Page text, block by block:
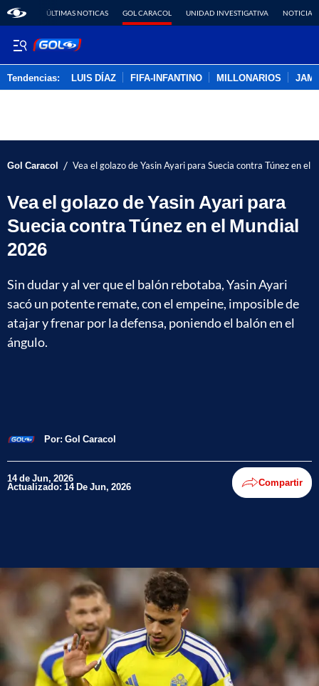
ÚLTIMAS NOTICAS GOL CARACOL UNIDAD INVESTIGATIVA NOTICIAS
Tendencias: LUIS DÍAZ FIFA-INFANTINO MILLONARIOS
Gol Caracol / Vea el golazo de Yasin Ayari para Suecia contra Túnez en el
Vea el golazo de Yasin Ayari para
Suecia contra Túnez en el Mundial
2026
Sin dudar y al ver que el balón rebotaba, Yasin Ayari
sacó un potente remate, con el empeine, imposible de
atajar y frenar por la defensa, poniendo el balón en el
ángulo.
Por: Gol Caracol
14 de Jun, 2026
Actualizado: 14 De Jun, 2026 Compartir